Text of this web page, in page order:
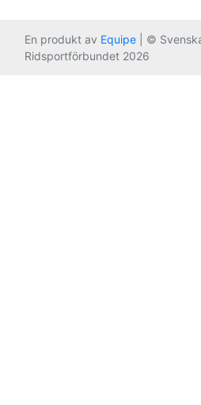
En produkt av Equipe | ©
Ridsportförbundet 2026